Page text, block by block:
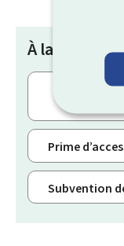
À la une
Crédit
Prime
Subvention